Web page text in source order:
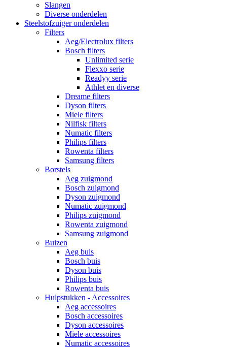
Slangen
Diverse onderdelen
Steelstofzuiger onderdelen
Filters
Aeg/Electrolux filters
Bosch filters
Unlimited serie
Flexxo serie
Readyy serie
Athlet en diverse
Dreame filters
Dyson filters
Miele filters
Nilfisk filters
Numatic filters
Philips filters
Rowenta filters
Samsung filters
Borstels
Aeg zuigmond
Bosch zuigmond
Dyson zuigmond
Numatic zuigmond
Philips zuigmond
Rowenta zuigmond
Samsung zuigmond
Buizen
Aeg buis
Bosch buis
Dyson buis
Philips buis
Rowenta buis
Hulpstukken - Accessoires
Aeg accessoires
Bosch accessoires
Dyson accessoires
Miele accessoires
Numatic accessoires